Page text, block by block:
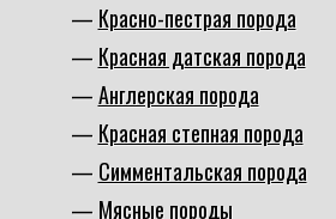
Красно-пестрая порода
Красная датская порода
Англерская порода
Красная степная порода
Симментальская порода
Мясные породы